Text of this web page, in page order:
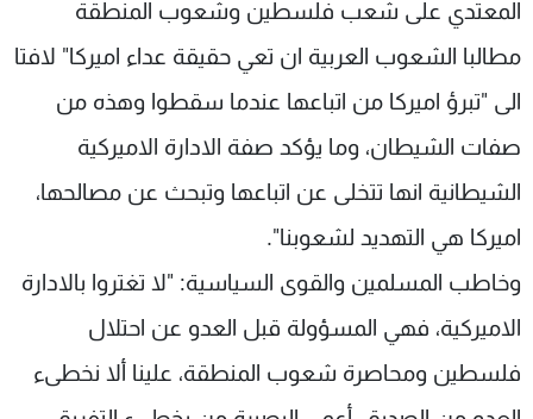
المعتدي على شعب فلسطين وشعوب المنطقة
مطالبا الشعوب العربية ان تعي حقيقة عداء اميركا" لافتا
الى "تبرؤ اميركا من اتباعها عندما سقطوا وهذه من
صفات الشيطان، وما يؤكد صفة الادارة الاميركية
الشيطانية انها تتخلى عن اتباعها وتبحث عن مصالحها،
اميركا هي التهديد لشعوبنا".
وخاطب المسلمين والقوى السياسية: "لا تغتروا بالادارة
الاميركية، فهي المسؤولة قبل العدو عن احتلال
فلسطين ومحاصرة شعوب المنطقة، علينا ألا نخطىء